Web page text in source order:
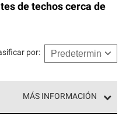
de techos cerca de
por:
MÁS INFORMACIÓN